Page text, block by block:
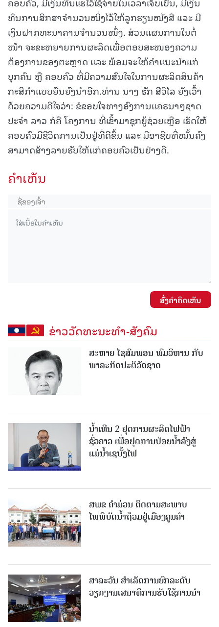
ທຶນການສຶກສາຈຳນວນໜຶ່ງໄວ້ໃຫ້ລູກຮຽນໜັງສື ແລະ ມີ
ເງິນຝາກທະນາຄານຈຳນວນໜຶ່ງ. ສ່ວນແຜນການໃນຕໍ່
ໜ້າ ຈະຂະຫຍາຍການຜະລິດເພື່ອຕອບສະໜອງຄວາມ
ຕ້ອງການຂອງຕະຫຼາດ ແລະ ພ້ອມຈະໃຫ້ຄໍາແນະນໍາແກ່
ບຸກຄົນ ຫຼື ຄອບຄົວ ທີ່ມີຄວາມສົນໃຈໃນການຜະລິດສິນຄ້າ
ກະສິກໍາແບບຍືນຍົງນໍາອີກ.ທ່ານ ນາງ ຮັກ ສີວິໄລ ຍັງເວົ້າ
ດ້ວຍຄວາມດີໃຈວ່າ: ຂໍຂອບໃຈທາງອົງການແຄຣນາໆຊາດ
ປະຈໍາ ລາວ ກໍຄື ໂຄງການ ທີ່ເຂົ້າມາຊຸກຍູ້ຊ່ວຍເຫຼືອ ເຮັດໃຫ້
ຄອບຄົວມີຊີວິດການເປັນຢູ່ທີ່ດີຂຶ້ນ ແລະ ມີອາຊີບທີ່ໝັ້ນຄົງ
ສາມາດສ້າງລາຍຮັບໃຫ້ແກ່ຄອບຄົວເປັນຢ່າງດີ.
ຄໍາເຫັນ
ສົ່ງຄໍາຄິດເຫັນ
ຂ່າວວັດທະນະທຳ-ສັງຄົມ
ສະຫາຍ ໄຊສົມພອນ ພົມວິຫານ ກັບ
ພາລະກິດປະຕິວັດຊາດ
ນໍ້າເທີນ 2 ຢຸດການຜະລິດໄຟຟ້າ
ຊົ່ວຄາວ ເພື່ອຢຸດການປ່ອຍນໍ້າລົງສູ່
ແມ່ນໍ້າເຊບັ້ງໄຟ
ສ​ພ​ຂ ຄໍາມ່ວນ ຕິດຕາມສະພາບ
ໄພພິບັດນໍ້າຖ້ວມຢູ່ເມືອງຄູນຄໍາ
ສາລະວັນ ສໍາເລັດການຍົກລະດັບ
ວຽກງານເສນາທິການຮັບໃຊ້ການນໍາ